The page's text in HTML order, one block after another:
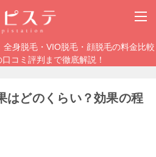
身脱毛・VIO脱毛・顔脱毛の料金比較
コミ評判まで徹底解説！
はどのくらい？効果の程